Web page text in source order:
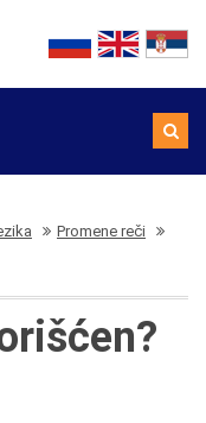
Promene reči